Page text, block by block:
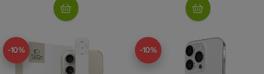
-10% -10%